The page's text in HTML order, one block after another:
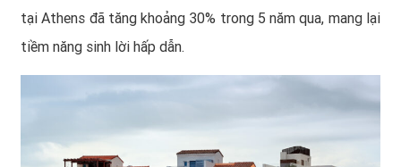
tại Athens đã tăng khoảng 30% trong 5 năm qua, mang lại
tiềm năng sinh lời hấp dẫn.